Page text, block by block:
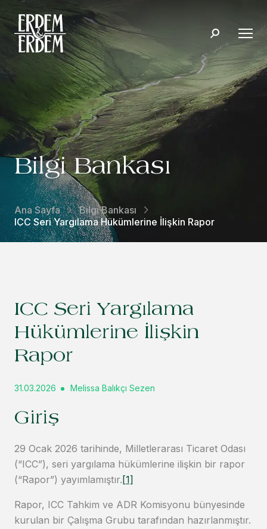
Bilgi Bankası
Ana Sayfa
Bilgi Bankası
ICC Seri Yargılama Hükümlerine İlişkin Rapor
ICC Seri Yargılama
Hükümlerine İlişkin
Rapor
31.03.2026 Melissa Balıkçı Sezen
Giriş
29 Ocak 2026 tarihinde, Milletlerarası Ticaret Odası
(“ICC”), seri yargılama hükümlerine ilişkin bir rapor
(“Rapor”) yayımlamıştır. [1]
Rapor, ICC Tahkim ve ADR Komisyonu bünyesinde
kurulan bir Çalışma Grubu tarafından hazırlanmıştır.